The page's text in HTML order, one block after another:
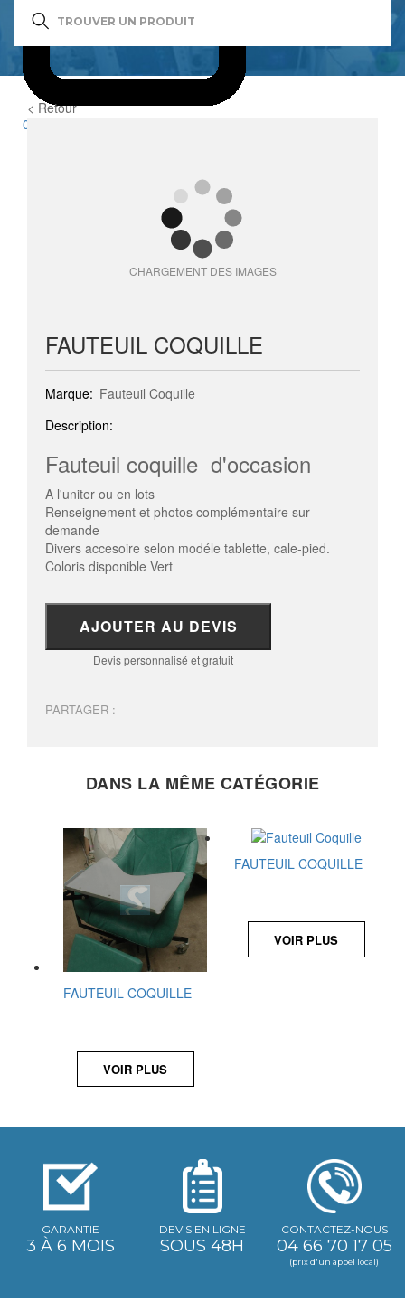
0
< Retour
CHARGEMENT DES IMAGES
FAUTEUIL COQUILLE
Marque: Fauteuil Coquille
Description:
Fauteuil coquille d'occasion
A l'uniter ou en lots
Renseignement et photos complémentaire sur
demande
Divers accesoire selon modéle tablette, cale-pied.
Coloris disponible Vert
AJOUTER AU DEVIS
Devis personnalisé et gratuit
PARTAGER :
DANS LA MÊME CATÉGORIE
FAUTEUIL COQUILLE
VOIR PLUS
FAUTEUIL COQUILLE
VOIR PLUS
GARANTIE
3 À 6 MOIS
DEVIS EN LIGNE
SOUS 48H
CONTACTEZ-NOUS
04 66 70 17 05
(prix d'un appel local)